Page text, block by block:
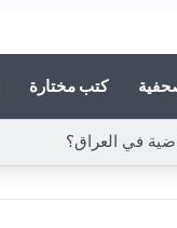
كتب مختارة
في العراق؟